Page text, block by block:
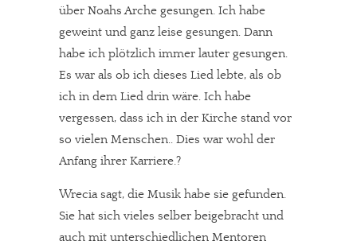
über Noahs Arche gesungen. Ich habe
geweint und ganz leise gesungen. Dann
habe ich plötzlich immer lauter gesungen.
Es war als ob ich dieses Lied lebte, als ob
ich in dem Lied drin wäre. Ich habe
vergessen, dass ich in der Kirche stand vor
so vielen Menschen.. Dies war wohl der
Anfang ihrer Karriere.?
Wrecia sagt, die Musik habe sie gefunden.
Sie hat sich vieles selber beigebracht und
auch mit unterschiedlichen Mentoren